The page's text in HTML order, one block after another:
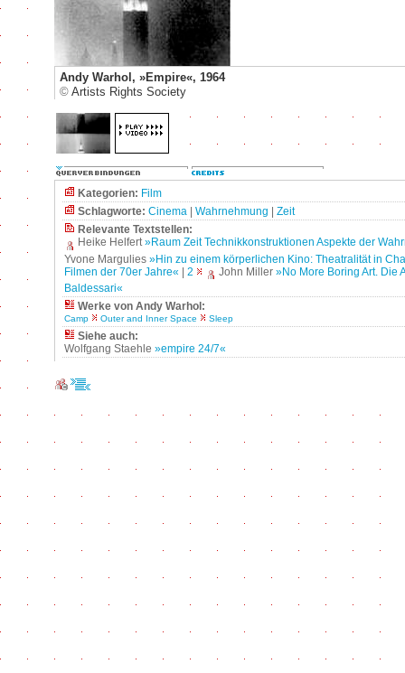
Andy Warhol, »Empire«, 1964
© Artists Rights Society
Kategorien: Film
Schlagworte: Cinema Wahrnehmung
Zeit
Relevante Textstellen:
Heike Helfert»Raum Zeit Technikkonstruktionen Aspekte der
Yvone Margulies »Hin zu einem körperlichen Kino: Theatralität in
Filmen der 70er Jahre« | 2 John Miller »No More Boring Art. Die
Baldessari«
Werke von Andy Warhol:
Camp Outer and Inner Space Sleep
Siehe auch:
Wolfgang Staehle »empire 24/7«